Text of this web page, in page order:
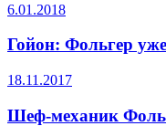
6.01.2018
Гойон: Фольгер
18.11.2017
Шеф-механик